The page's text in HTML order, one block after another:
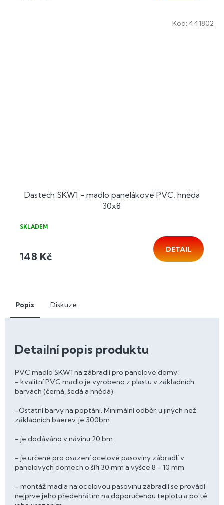
Dastech SKW1 - madlo panelákové PVC, hnědá
30x8
SKLADEM
148 Kč
DETAIL
Kód: 441802
Popis Diskuze
Detailní popis produktu
PVC madlo SKW1 na zábradlí pro panelové domy:
- kvalitní PVC madlo je vyrobeno z plastu v základních
barvách (černá, šedá a hnědá)
-Ostatní barvy na poptání. Minimální odběr, u jiných než
základních baerev, je 300bm
- je dodáváno v návinu 20 bm
- je určené pro osazení ocelové pasoviny zábradlí v
panelových domech o šíři 30 mm a výšce 8 - 10 mm
- montáž madla na ocelovou pasovinu zábradlí se provádí
nejprve jeho předehřátím na doporučenou teplotu a po té